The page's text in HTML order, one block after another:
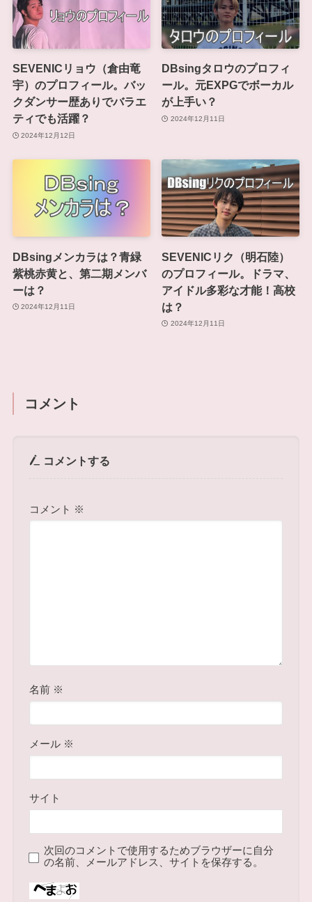
SEVENICリョウ（倉由竜
宇）のプロフィール。バッ
クダンサー歴ありでバラエ
ティでも活躍？
2024年12月12日
DBsingタロウのプロフィ
ール。元EXPGでボーカル
が上手い？
2024年12月11日
DBsingメンカラは？青緑
紫桃赤黄と、第二期メンバ
ーは？
2024年12月11日
SEVENICリク（明石陸）
のプロフィール。ドラマ、
アイドル多彩な才能！高校
は？
2024年12月11日
コメント
コメントする
コメント ※
名前 ※
メール ※
サイト
次回のコメントで使用するためブラウザーに自分
の名前、メールアドレス、サイトを保存する。